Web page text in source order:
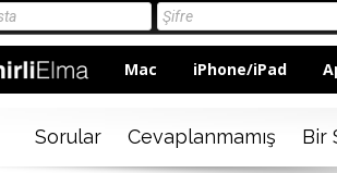
Mac iPhone/iPad
Sorular Cevaplanmamış Bir